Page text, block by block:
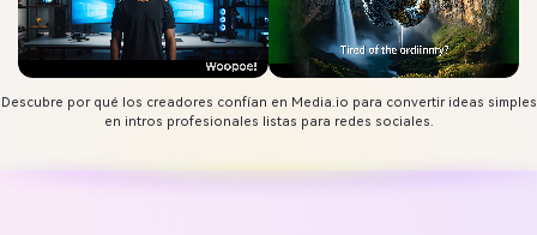
Descubre por qué los creadores confían en Media.io para convertir ideas simples
en intros profesionales listas para redes sociales.